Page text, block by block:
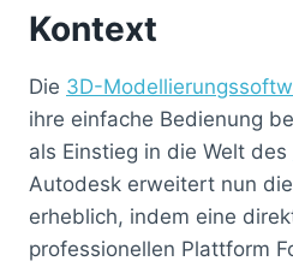
Kontext
Die 3D-
ihre einfache Bedienung
als Einstieg in die Welt des
Autodesk erweitert nun
erheblich, indem eine
professionellen Plattform